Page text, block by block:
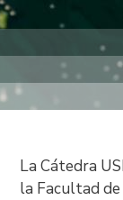
La Cátedra
la Facultad de